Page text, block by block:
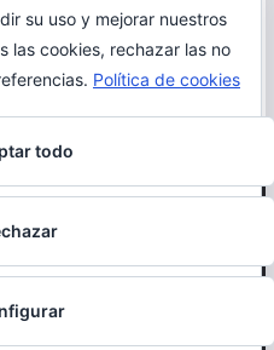
Rioja
deMiRioja
su uso y mejorar nuestros
las cookies, rechazar las no
Política de cookies
todo